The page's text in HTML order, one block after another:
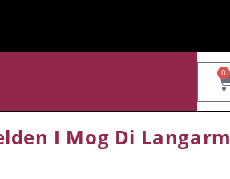
0
I Mog Di Langarm